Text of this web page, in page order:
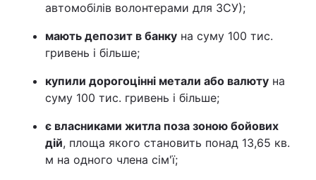
автомобілів волонтерами для ЗСУ);
мають депозит в банку на суму 100 тис.
гривень і більше;
купили дорогоцінні метали або валюту на
суму 100 тис. гривень і більше;
є власниками житла поза зоною бойових
дій, площа якого становить понад 13,65 кв.
м на одного члена сім'ї;